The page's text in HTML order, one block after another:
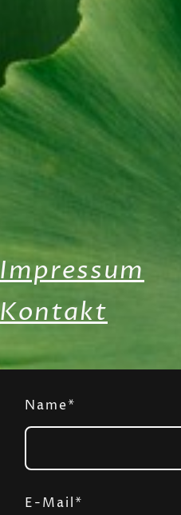
Impressum
Kontakt
Name*
E-Mail*